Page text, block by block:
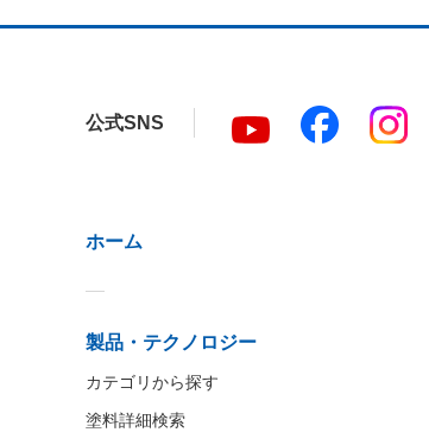
公式SNS
ホーム
製品・テクノロジー
カテゴリから探す
塗料詳細検索